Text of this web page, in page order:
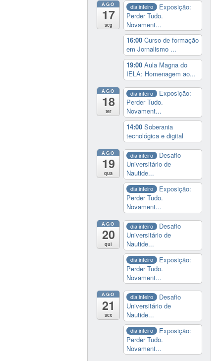
AGO
17
seg
dia inteiro
Exposição:
Perder Tudo.
Novament...
16:00Curso de formação
em Jornalismo ...
19:00Aula Magna do
IELA: Homenagem ao...
AGO
18
ter
dia inteiro
Exposição:
Perder Tudo.
Novament...
14:00Soberania
tecnológica e digital
AGO
19
qua
dia inteiro
Desafio
Universitário de
Nautide...
dia inteiro
Exposição:
Perder Tudo.
Novament...
AGO
20
qui
dia inteiro
Desafio
Universitário de
Nautide...
dia inteiro
Exposição:
Perder Tudo.
Novament...
AGO
21
sex
dia inteiro
Desafio
Universitário de
Nautide...
dia inteiro
Exposição:
Perder Tudo.
Novament...